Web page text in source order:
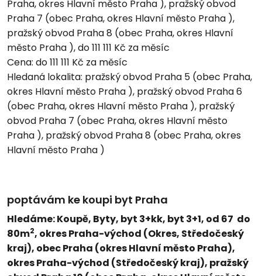
Praha, okres Hlavní město Praha ), pražský obvod
Praha 7 (obec Praha, okres Hlavní město Praha ),
pražský obvod Praha 8 (obec Praha, okres Hlavní
město Praha ), do 111 111 Kč za měsíc
Cena: do 111 111 Kč za měsíc
Hledaná lokalita: pražský obvod Praha 5 (obec Praha,
okres Hlavní město Praha ), pražský obvod Praha 6
(obec Praha, okres Hlavní město Praha ), pražský
obvod Praha 7 (obec Praha, okres Hlavní město
Praha ), pražský obvod Praha 8 (obec Praha, okres
Hlavní město Praha )
poptávám ke koupi byt Praha
Hledáme: Koupě, Byty, byt 3+kk, byt 3+1, od 67 do
80m2, okres Praha-východ (Okres, Středočeský
kraj), obec Praha (okres Hlavní město Praha),
okres Praha-východ (Středočeský kraj), pražský